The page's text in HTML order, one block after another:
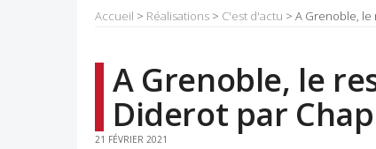
Accueil > Réalisations > C'est d'actu > A Grenoble,
A Grenoble, le
Diderot par
21 FÉVRIER 2021